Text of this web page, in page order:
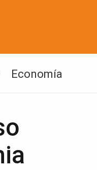
Economía